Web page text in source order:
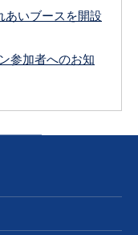
いブースを開設
参加者へのお知